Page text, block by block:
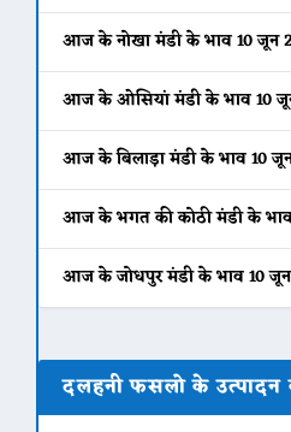
आज के नोखा मंडी के भाव 10 जून
आज के ओसियां मंडी के भाव 10
आज के बिलाड़ा मंडी के भाव 10
आज के भगत की कोठी मंडी के
आज के जोधपुर मंडी के भाव 10
दलहनी फसलो के उत्पादन